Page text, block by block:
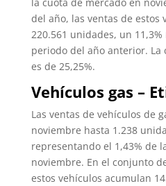
del año, las ventas de estos
220.561 unidades, un
periodo del año anterior.
es de 25,25%.
Vehículos gas –
Las ventas de vehículos de
noviembre hasta 1.238
representando el 1,43% de
noviembre. En el conjunto
estos vehículos acumulan